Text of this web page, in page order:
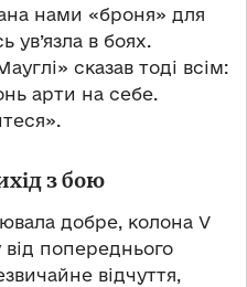
нами «броня» для
ув’язла в боях.
сказав тоді всім:
арти на себе.
з бою
добре, колона V
попереднього
відчуття,